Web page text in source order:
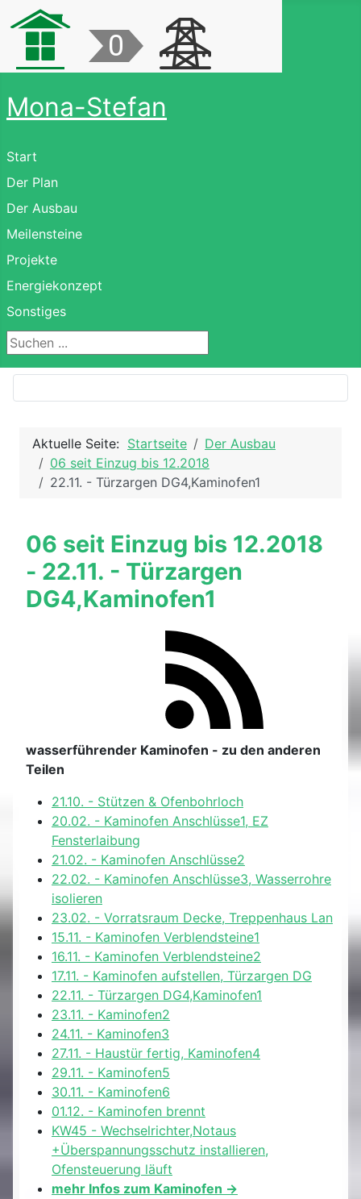
Mona-Stefan
Start
Der Plan
Der Ausbau
Meilensteine
Projekte
Energiekonzept
Sonstiges
Suchen ...
Aktuelle Seite: Startseite
Der Ausbau
06 seit Einzug bis 12.2018
22.11. - Türzargen DG4,Kaminofen1
06 seit Einzug bis 12.2018
- 22.11. - Türzargen
DG4,Kaminofen1
wasserführender Kaminofen - zu den anderen
Teilen
21.10. - Stützen & Ofenbohrloch
20.02. - Kaminofen Anschlüsse1, EZ
Fensterlaibung
21.02. - Kaminofen Anschlüsse2
22.02. - Kaminofen Anschlüsse3, Wasserrohre
isolieren
23.02. - Vorratsraum Decke, Treppenhaus Lan
15.11. - Kaminofen Verblendsteine1
16.11. - Kaminofen Verblendsteine2
17.11. - Kaminofen aufstellen, Türzargen DG
22.11. - Türzargen DG4,Kaminofen1
23.11. - Kaminofen2
24.11. - Kaminofen3
27.11. - Haustür fertig, Kaminofen4
29.11. - Kaminofen5
30.11. - Kaminofen6
01.12. - Kaminofen brennt
KW45 - Wechselrichter,Notaus
+Überspannungsschutz installieren,
Ofensteuerung läuft
mehr Infos zum Kaminofen ->